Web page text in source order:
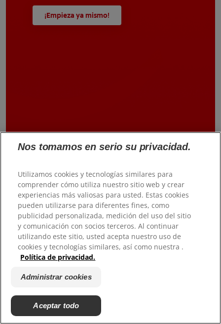
¡Empieza ya mismo!
Nos tomamos en serio su privacidad.
Utilizamos cookies y tecnologías similares para
comprender cómo utiliza nuestro sitio web y crear
experiencias más valiosas para usted. Estas cookies
pueden utilizarse para diferentes fines, como
publicidad personalizada, medición del uso del sitio
y comunicación con socios terceros. Al continuar
utilizando este sitio, usted acepta nuestro uso de
cookies y tecnologías similares, así como nuestra .
Política de privacidad.
Administrar cookies
Aceptar todo